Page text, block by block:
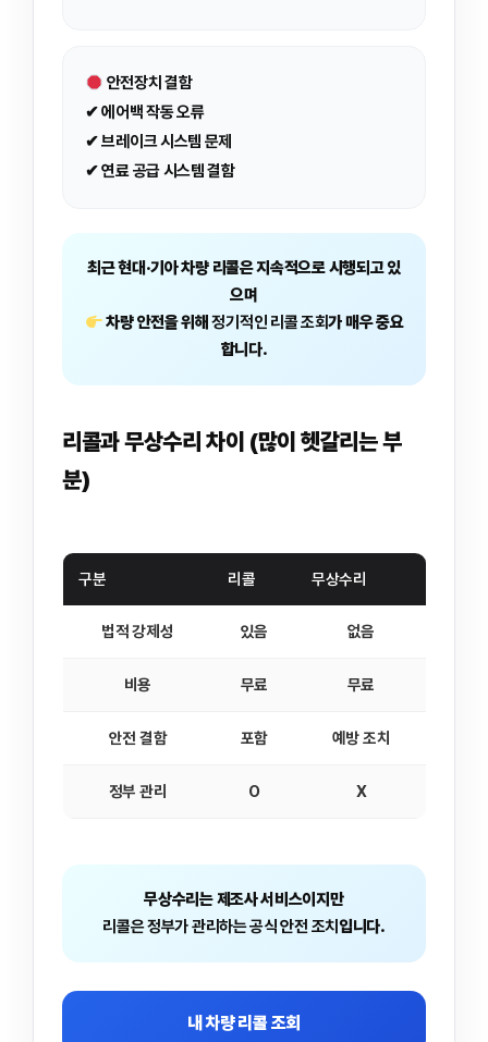
안전장치 결함
✔ 에어백 작동 오류
✔ 브레이크 시스템 문제
✔ 연료 공급 시스템 결함
최근 현대·기아 차량 리콜은 지속적으로 시행되고 있
으며
차량 안전을 위해정기적인 리콜 조회가 매우 중요
합니다.
리콜과 무상수리 차이 (많이 헷갈리는 부
분)
구분 리콜 무상수리
법적 강제성 있음 없음
비용 무료 무료
안전 결함 포함 예방 조치
정부 관리 O X
무상수리는 제조사 서비스이지만
리콜은 정부가 관리하는 공식 안전 조치 입니다.
내 차량 리콜 조회